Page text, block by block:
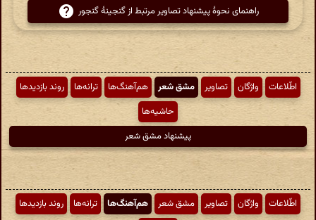
راهنمای نحوهٔ پیشنهاد تصاویر مرتبط از گنجینهٔ گنجور
اطّلاعات واژگان تصاویر مشق شعر هم‌آهنگ‌ها ترانه‌ها
روند بازدیدها
حاشیه‌ها
پیشنهاد مشق شعر
اطّلاعات واژگان تصاویر مشق شعر هم‌آهنگ‌ها ترانه‌ها
روند بازدیدها